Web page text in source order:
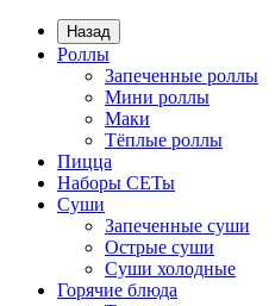
Назад
Роллы
Запеченные роллы
Мини роллы
Маки
Тёплые роллы
Пицца
Наборы СЕТы
Суши
Запеченные суши
Острые суши
Суши холодные
Горячие блюда